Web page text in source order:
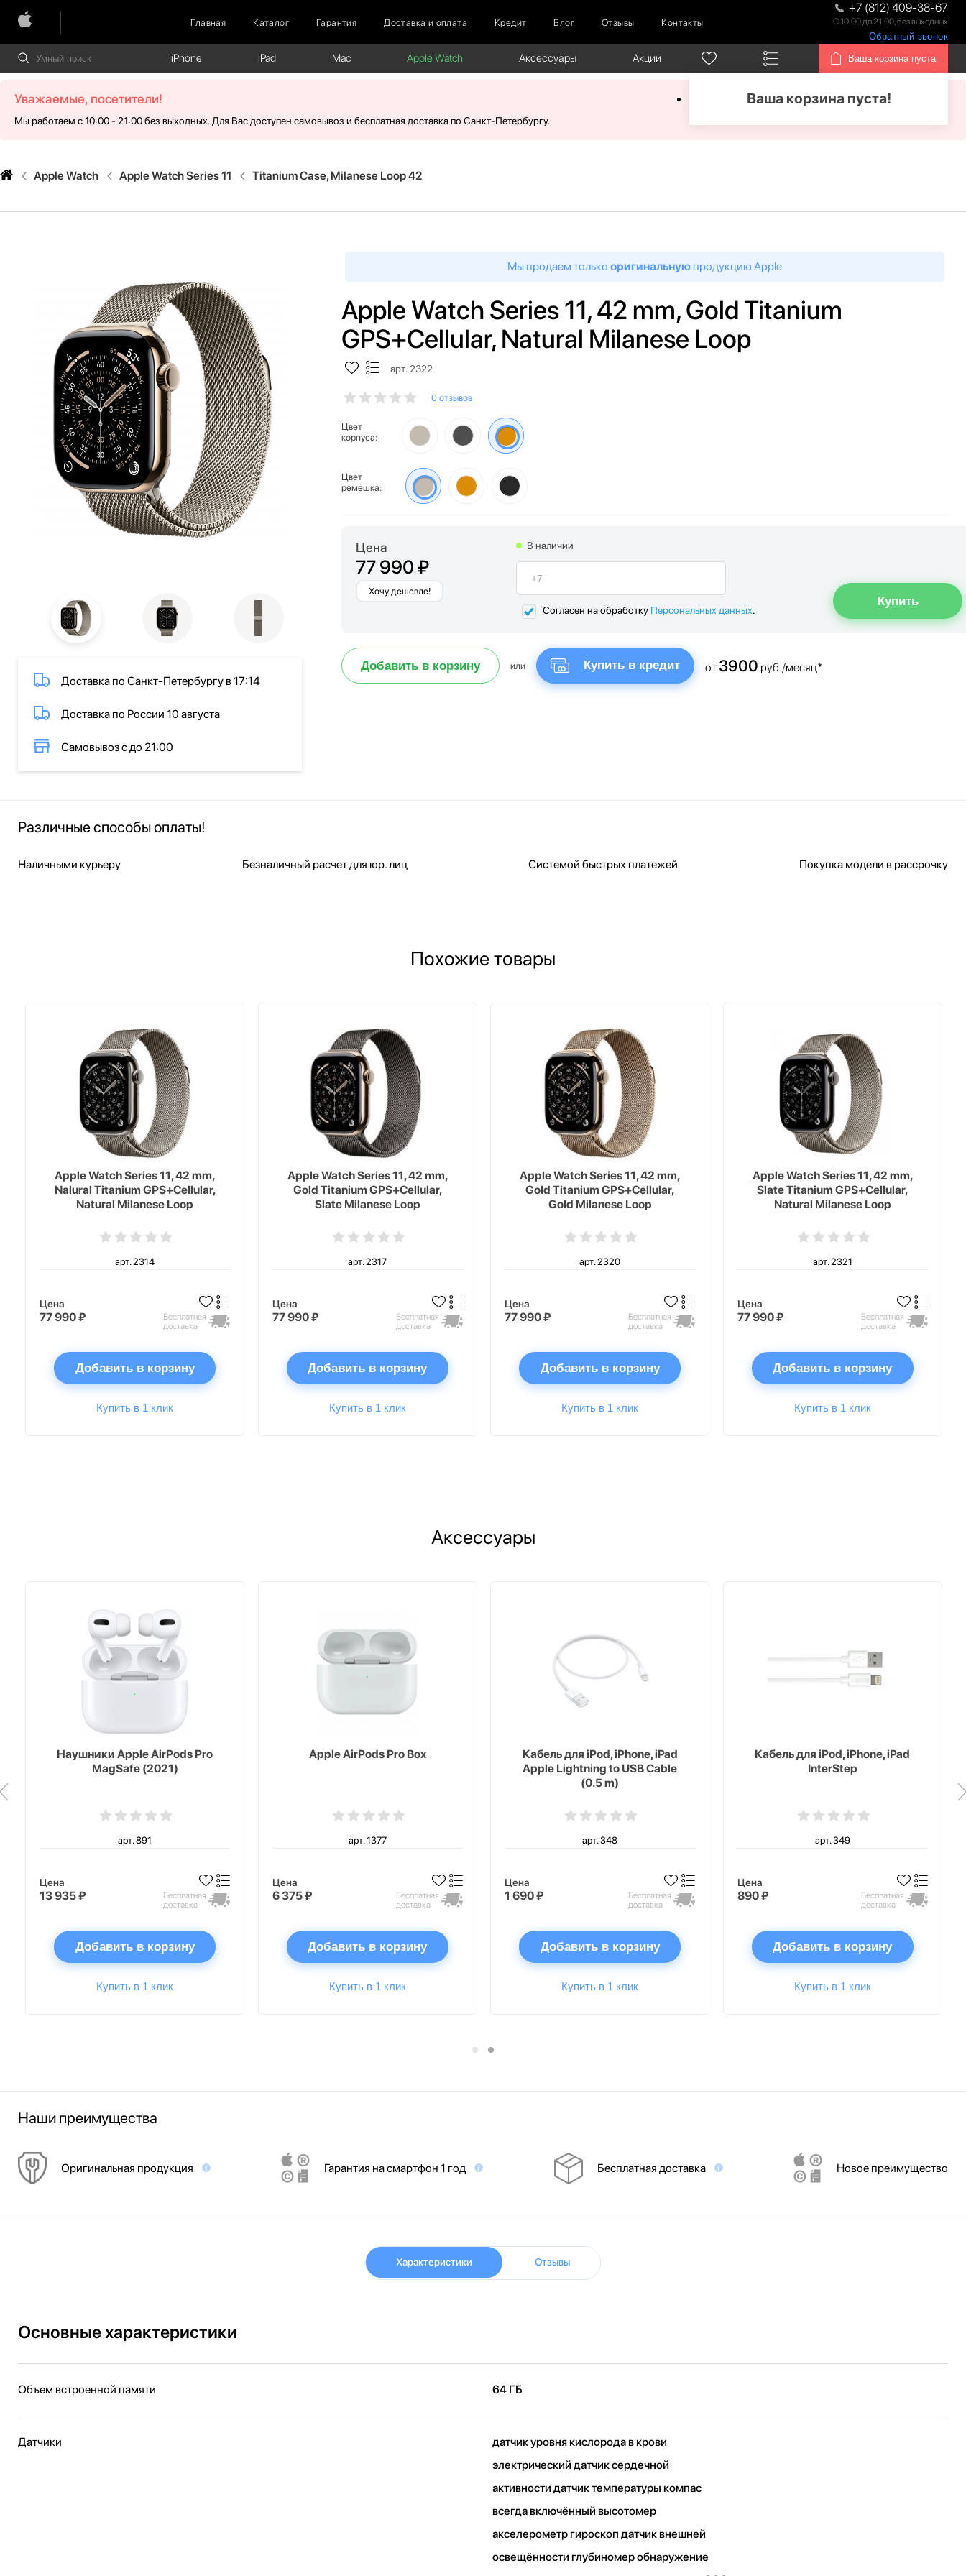
Главная Каталог Гарантия Доставка и оплата Кредит Блог Отзывы Контакты
+7 (812) 409-38-67
С 10:00 до 21:00, без выходных
Обратный звонок
iPhone iPad Mac Apple Watch Аксессуары Акции Ваша корзина пуста
Ваша корзина пуста!
Уважаемые, посетители!
Мы работаем с 10:00 - 21:00 без выходных. Для Вас доступен самовывоз и бесплатная доставка по Санкт-Петербургу.
Apple Watch Apple Watch Series 11 Titanium Case, Milanese Loop 42
Доставка по Санкт-Петербургу в 17:14
Доставка по России 10 августа
Самовывоз с до 21:00
Мы продаем только оригинальную продукцию Apple
Apple Watch Series 11, 42 mm, Gold Titanium
GPS+Cellular, Natural Milanese Loop
арт. 2322
0 отзывов
Цвет
корпуса:
Цвет
ремешка:
Цена
77 990 ₽
Хочу дешевле!
В наличии
Согласен на обработку Персональных данных.
Добавить в корзину или Купить в кредит от 3900 руб./месяц*
Различные способы оплаты!
Наличными курьеру Безналичный расчет для юр. лиц Системой быстрых платежей Покупка модели в рассрочку
Похожие товары
Apple Watch Series 11, 42 mm,
Nalural Titanium GPS+Cellular,
Natural Milanese Loop
арт. 2314
Цена
77 990 ₽
Бесплатная
доставка
Добавить в корзину
Купить в 1 клик
Apple Watch Series 11, 42 mm,
Gold Titanium GPS+Cellular,
Slate Milanese Loop
арт. 2317
Цена
77 990 ₽
Бесплатная
доставка
Добавить в корзину
Купить в 1 клик
Apple Watch Series 11, 42 mm,
Gold Titanium GPS+Cellular,
Gold Milanese Loop
арт. 2320
Цена
77 990 ₽
Бесплатная
доставка
Добавить в корзину
Купить в 1 клик
Apple Watch Series 11, 42 mm,
Slate Titanium GPS+Cellular,
Natural Milanese Loop
арт. 2321
Цена
77 990 ₽
Бесплатная
доставка
Добавить в корзину
Купить в 1 клик
Аксессуары
Наушники Apple AirPods Pro
MagSafe (2021)
арт. 891
Цена
13 935 ₽
Бесплатная
доставка
Добавить в корзину
Купить в 1 клик
Apple AirPods Pro Box
арт. 1377
Цена
6 375 ₽
Бесплатная
доставка
Добавить в корзину
Купить в 1 клик
Кабель для iPod, iPhone, iPad
Apple Lightning to USB Cable
(0.5 m)
арт. 348
Цена
1 690 ₽
Бесплатная
доставка
Добавить в корзину
Купить в 1 клик
Кабель для iPod, iPhone, iPad
InterStep
арт. 349
Цена
890 ₽
Бесплатная
доставка
Добавить в корзину
Купить в 1 клик
Наши преимущества
Оригинальная продукция Гарантия на смартфон 1 год Бесплатная доставка Новое преимущество
Характеристики Отзывы
Основные характеристики
Объем встроенной памяти 64 ГБ
Датчики
датчик уровня кислорода в крови
электрический датчик сердечной
активности датчик температуры компас
всегда включённый высотомер
акселерометр гироскоп датчик внешней
освещённости глубиномер обнаружение